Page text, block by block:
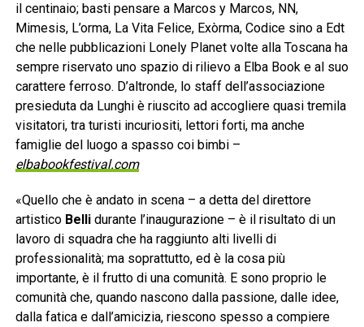
il centinaio; basti pensare a Marcos y Marcos, NN,
Mimesis, L’orma, La Vita Felice, Exòrma, Codice sino a Edt
che nelle pubblicazioni Lonely Planet volte alla Toscana ha
sempre riservato uno spazio di rilievo a Elba Book e al suo
carattere ferroso. D’altronde, lo staff dell’associazione
presieduta da Lunghi è riuscito ad accogliere quasi tremila
visitatori, tra turisti incuriositi, lettori forti, ma anche
famiglie del luogo a spasso coi bimbi –
elbabookfestival.com
«Quello che è andato in scena – a detta del direttore
artistico Bellidurante l’inaugurazione – è il risultato di un
lavoro di squadra che ha raggiunto alti livelli di
professionalità; ma soprattutto, ed è la cosa più
importante, è il frutto di una comunità. E sono proprio le
comunità che, quando nascono dalla passione, dalle idee,
dalla fatica e dall’amicizia, riescono spesso a compiere